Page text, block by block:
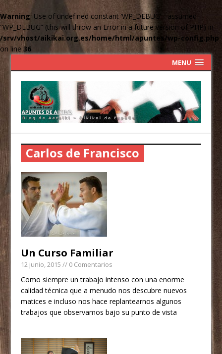
Warning: Use of undefined constant ‘WP_DEBUG’ - assumed
'‘WP_DEBUG’' (this will throw an Error in a future version of PHP) in
/srv/vhost/aikikai.org.es/home/html/apuntes/wp-config.php
on line 36
MENU
Carlos de Francisco
Un Curso Familiar
12 junio, 2015 // 0 Comentarios
Como siempre un trabajo intenso con una enorme
calidad técnica que a menudo nos descubre nuevos
matices e incluso nos hace replantearnos algunos
trabajos que observamos bajo su punto de vista